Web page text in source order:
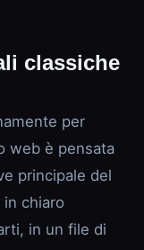
classiche
per
web è pensata
principale del
chiaro
in un file di